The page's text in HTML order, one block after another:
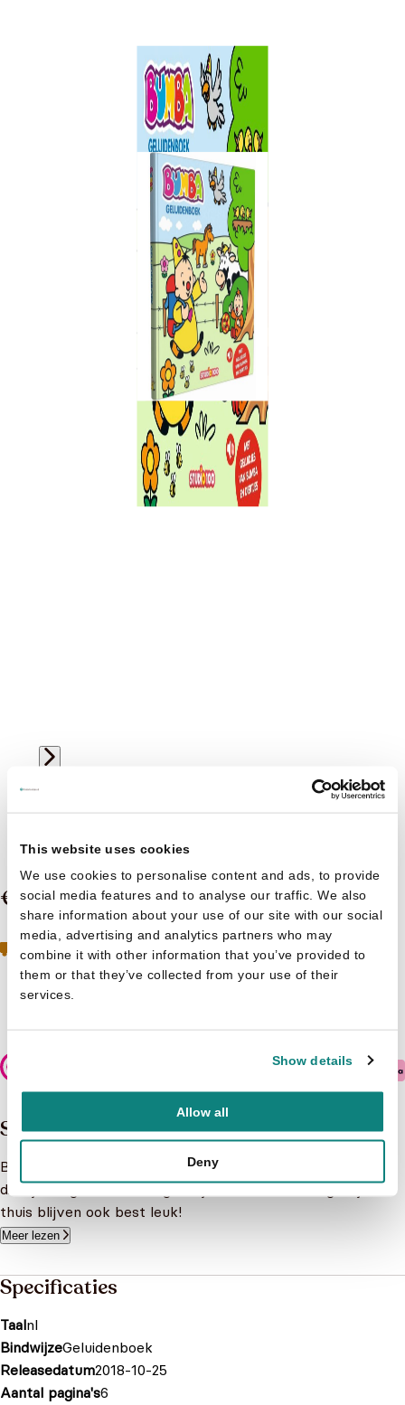
This website uses cookies
We use cookies to personalise content and ads, to provide
social media features and to analyse our traffic. We also
share information about your use of our site with our social
media, advertising and analytics partners who may
combine it with other information that you’ve provided to
them or that they’ve collected from your use of their
services.
Show details
Allow all
Deny
Gert Verhulst
€ 12,99
Geen boeken meer op voorraadToch geïnteresseerd?
Neem contact op met de klantenservice
Veilig betalen
Samenvatting
Bumba en Babilu willen op vakantie. Overal komen ze
diertjes tegen die leuke geluidjes maken. Maar eigenlijk is
thuis blijven ook best leuk!
Meer lezen
Specificaties
Taalnl
BindwijzeGeluidenboek
Releasedatum2018-10-25
Aantal pagina's6